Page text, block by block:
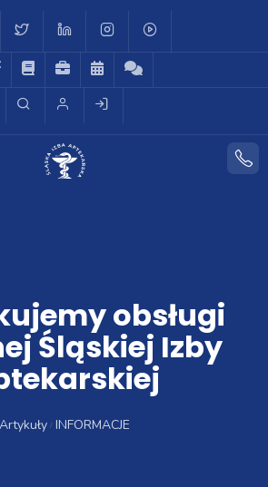
obsługi
Śląskiej Izby
Artykuły INFORMACJE